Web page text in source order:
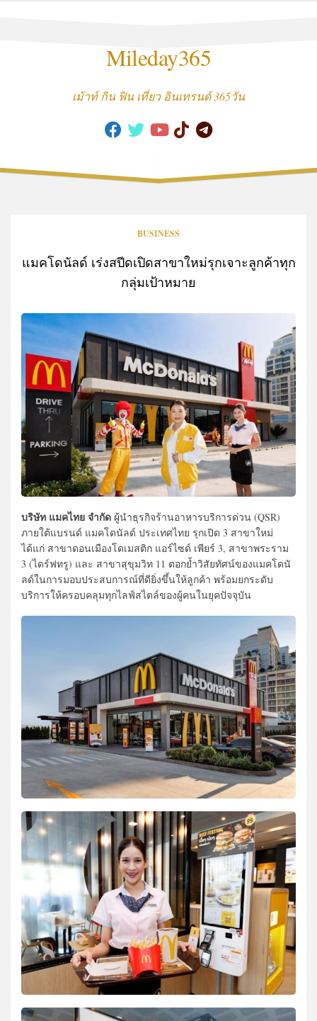
Mileday365
เม้าท์ กิน ฟิน เที่ยว อินเทรนด์ 365วัน
BUSINESS
แมคโดนัลด์ เร่งสปีดเปิดสาขาใหม่รุกเจาะลูกค้าทุก
กลุ่มเป้าหมาย
บริษัท แมคไทย จำกัด ผู้นำธุรกิจร้านอาหารบริการด่วน (QSR)
ภายใต้แบรนด์ แมคโดนัลด์ ประเทศไทย รุกเปิด 3 สาขาใหม่
ได้แก่ สาขาดอนเมืองโดเมสติก แอร์ไซด์ เพียร์ 3, สาขาพระราม
3 (ไดร์ฟทรู) และ สาขาสุขุมวิท 11 ตอกย้ำวิสัยทัศน์ของแมคโดนั
ลด์ในการมอบประสบการณ์ที่ดียิ่งขึ้นให้ลูกค้า พร้อมยกระดับ
บริการให้ครอบคลุมทุกไลฟ์สไตล์ของผู้คนในยุคปัจจุบัน